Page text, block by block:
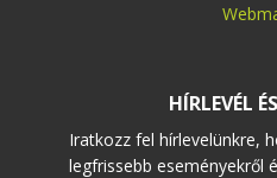
HÍRLEVÉL
Iratkozz fel hírlevelünkre,
legfrissebb eseményekről